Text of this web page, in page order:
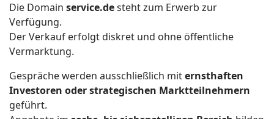
Die Domain service.desteht zum Erwerb zur
Verfügung.
Der Verkauf erfolgt diskret und ohne öffentliche
Vermarktung.
Gespräche werden ausschließlich miternsthaften
Investoren oder strategischen Marktteilnehmern
geführt.